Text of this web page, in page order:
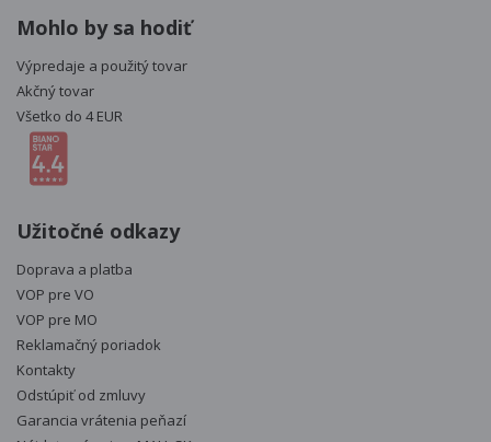
Mohlo by sa hodiť
Výpredaje a použitý tovar
Akčný tovar
Všetko do 4 EUR
Užitočné odkazy
Doprava a platba
VOP pre VO
VOP pre MO
Reklamačný poriadok
Kontakty
Odstúpiť od zmluvy
Garancia vrátenia peňazí